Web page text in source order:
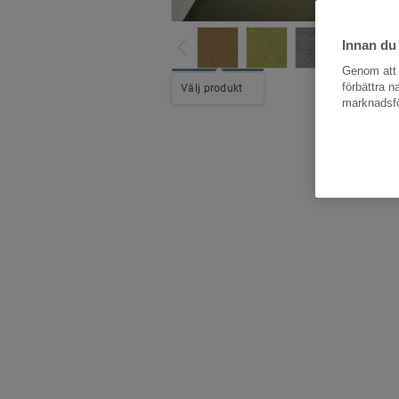
Välj produkt Hela
Innan
Genom
förbättra